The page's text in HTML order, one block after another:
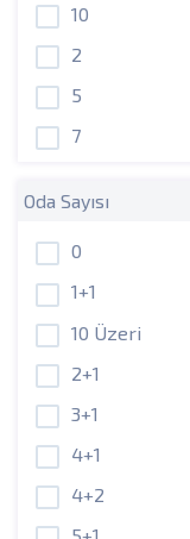
10
2
5
7
Oda Sayısı
0
1+1
10 Üzeri
2+1
3+1
4+1
4+2